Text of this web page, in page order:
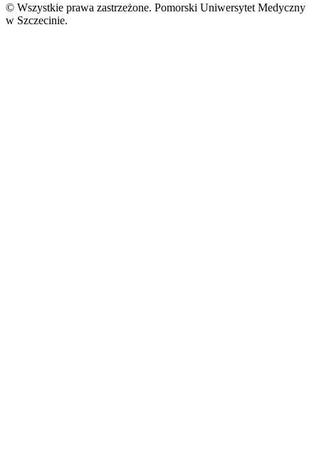
© Wszystkie prawa zastrzeżone. Pomorski Uniwersytet Medyczny
w Szczecinie.